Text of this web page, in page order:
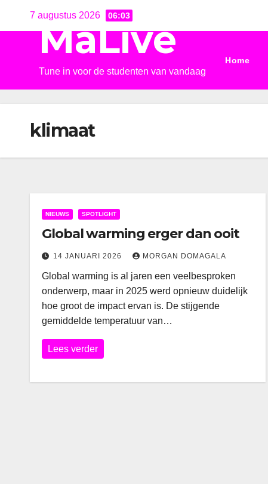
7 augustus 2026 06:03
MaLive
Tune in voor de studenten van vandaag
Home
klimaat
NIEUWS SPOTLIGHT
Global warming erger dan ooit
14 JANUARI 2026 MORGAN DOMAGALA
Global warming is al jaren een veelbesproken
onderwerp, maar in 2025 werd opnieuw duidelijk
hoe groot de impact ervan is. De stijgende
gemiddelde temperatuur van…
Lees verder